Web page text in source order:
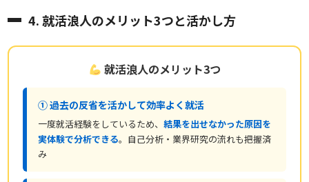
4. 就活浪人のメリット3つと活かし方
就活浪人のメリット3つ
① 過去の反省を活かして効率よく就活
一度就活経験をしているため、結果を出せなかった原因を
実体験で分析できる。自己分析・業界研究の流れも把握済
み